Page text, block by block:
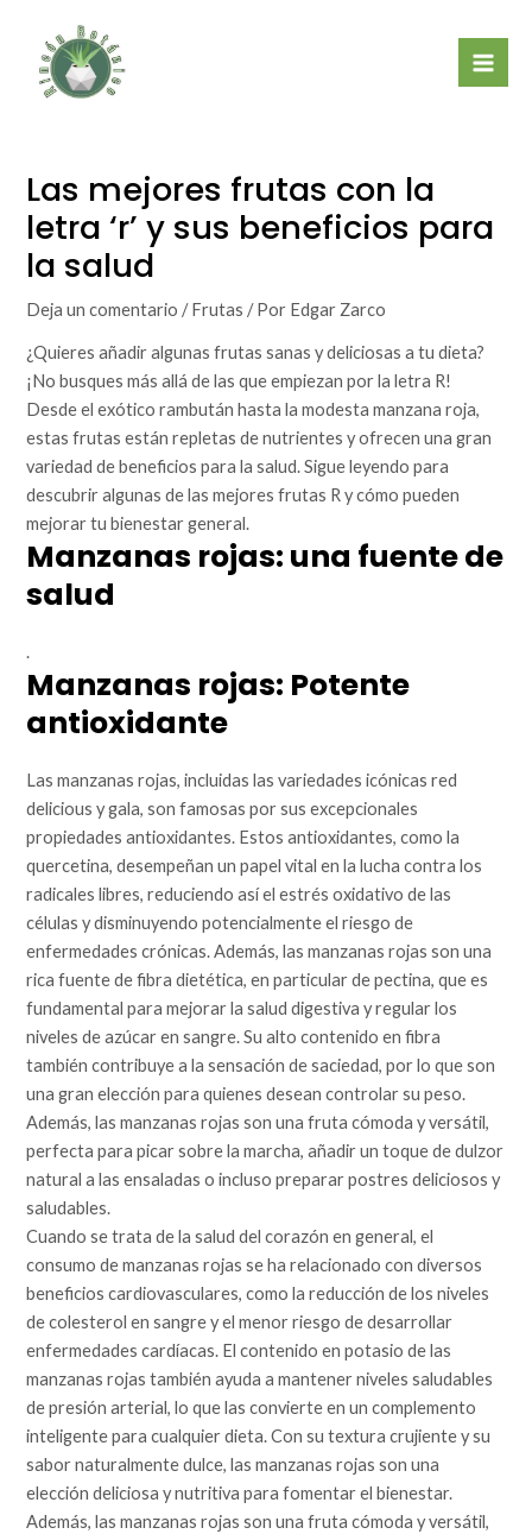
contenido
Las mejores frutas con la
letra ‘r’ y sus beneficios para
la salud
Deja un comentario /Frutas / Por Edgar Zarco
¿Quieres añadir algunas frutas sanas y deliciosas a tu dieta?
¡No busques más allá de las que empiezan por la letra R!
Desde el exótico rambután hasta la modesta manzana roja,
estas frutas están repletas de nutrientes y ofrecen una gran
variedad de beneficios para la salud. Sigue leyendo para
descubrir algunas de las mejores frutas R y cómo pueden
mejorar tu bienestar general.
Manzanas rojas: una fuente de
salud
.
Manzanas rojas: Potente
antioxidante
Las manzanas rojas, incluidas las variedades icónicas red
delicious y gala, son famosas por sus excepcionales
propiedades antioxidantes. Estos antioxidantes, como la
quercetina, desempeñan un papel vital en la lucha contra los
radicales libres, reduciendo así el estrés oxidativo de las
células y disminuyendo potencialmente el riesgo de
enfermedades crónicas. Además, las manzanas rojas son una
rica fuente de fibra dietética, en particular de pectina, que es
fundamental para mejorar la salud digestiva y regular los
niveles de azúcar en sangre. Su alto contenido en fibra
también contribuye a la sensación de saciedad, por lo que son
una gran elección para quienes desean controlar su peso.
Además, las manzanas rojas son una fruta cómoda y versátil,
perfecta para picar sobre la marcha, añadir un toque de dulzor
natural a las ensaladas o incluso preparar postres deliciosos y
saludables.
Cuando se trata de la salud del corazón en general, el
consumo de manzanas rojas se ha relacionado con diversos
beneficios cardiovasculares, como la reducción de los niveles
de colesterol en sangre y el menor riesgo de desarrollar
enfermedades cardíacas. El contenido en potasio de las
manzanas rojas también ayuda a mantener niveles saludables
de presión arterial, lo que las convierte en un complemento
inteligente para cualquier dieta. Con su textura crujiente y su
sabor naturalmente dulce, las manzanas rojas son una
elección deliciosa y nutritiva para fomentar el bienestar.
Además, las manzanas rojas son una fruta cómoda y versátil,